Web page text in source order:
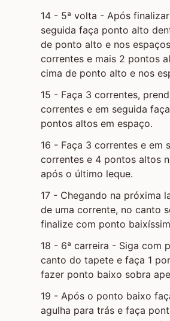
14 - 5ª volta - Após
seguida faça ponto alto
de ponto alto e nos
correntes e mais 2 pontos
cima de ponto alto e nos
15 - Faça 3 correntes,
correntes e em seguida
pontos altos em espaço.
16 - Faça 3 correntes e em
correntes e 4 pontos altos
após o último leque.
17 - Chegando na próxima
de uma corrente, no canto
finalize com ponto
18 - 6ª carreira - Siga com
canto do tapete e faça 1
fazer ponto baixo sobra
19 - Após o ponto baixo
agulha para trás e faça